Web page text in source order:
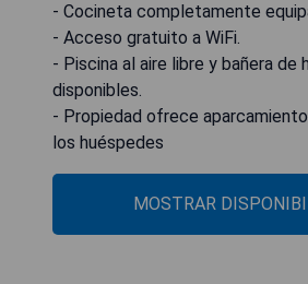
- Cocineta completamente
- Acceso gratuito a WiFi.
- Piscina al aire libre y bañera de
disponibles.
- Propiedad ofrece
los huéspedes
MOSTRAR